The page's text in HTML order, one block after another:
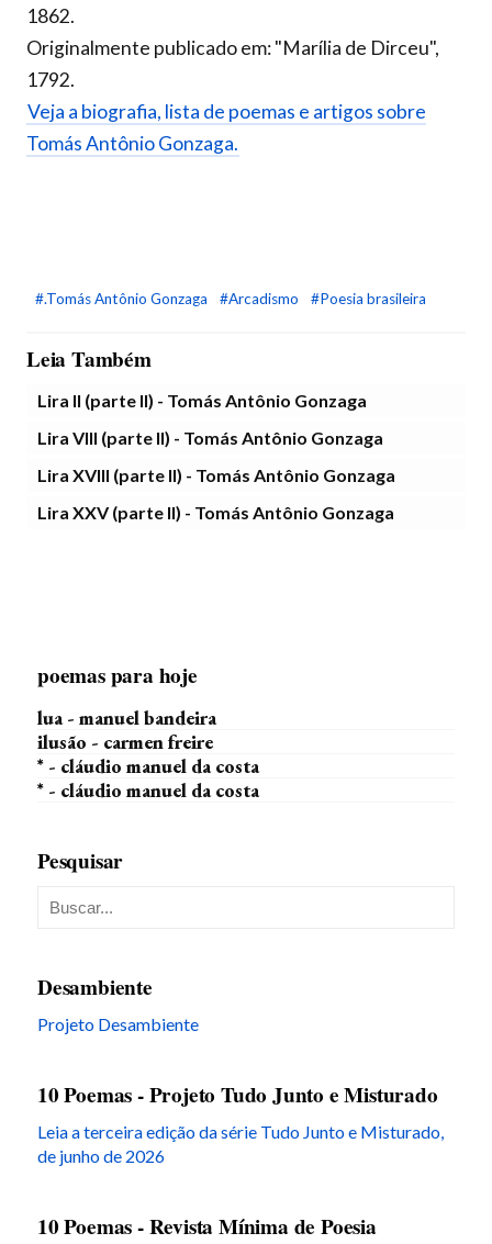
1862.
Originalmente publicado em: "Marília de Dirceu",
1792.
Veja a biografia, lista de poemas e artigos sobre
Tomás Antônio Gonzaga.
#.Tomás Antônio Gonzaga #Arcadismo #Poesia brasileira
Leia Também
Lira II (parte II) - Tomás Antônio Gonzaga
Lira VIII (parte II) - Tomás Antônio Gonzaga
Lira XVIII (parte II) - Tomás Antônio Gonzaga
Lira XXV (parte II) - Tomás Antônio Gonzaga
poemas para hoje
lua - manuel bandeira
ilusão - carmen freire
* - cláudio manuel da costa
* - cláudio manuel da costa
Pesquisar
Desambiente
Projeto Desambiente
10 Poemas - Projeto Tudo Junto e Misturado
Leia a terceira edição da série Tudo Junto e Misturado,
de junho de 2026
10 Poemas - Revista Mínima de Poesia